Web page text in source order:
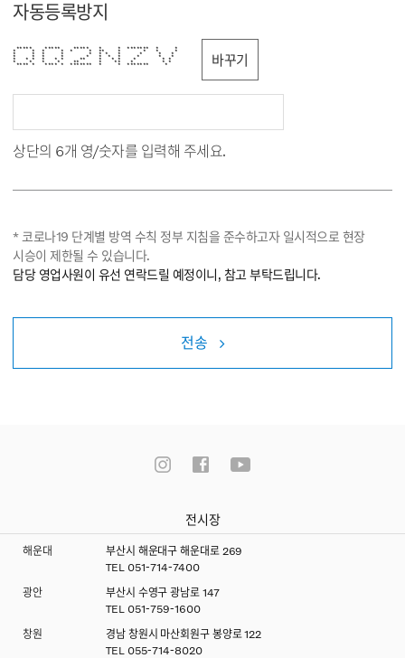
자동등록방지
***** ***** ***** * * ******* * *
* * * * * * ** * * * *
* * * * * * * * * * *
* * * * * * * * * * *
* * * * * * ** * * * * * *
* * * * ** * ** * * *
**** * **** * ******* * * ******* * 바꾸기
상단의 6개 영/숫자를 입력해 주세요.
* 코로나19 단계별 방역 수칙 정부 지침을 준수하고자 일시적으로 현장
시승이 제한될 수 있습니다.
담당 영업사원이 유선 연락드릴 예정이니, 참고 부탁드립니다.
전송
전시장
해운대
부산시 해운대구 해운대로 269
TEL 051-714-7400
광안
부산시 수영구 광남로 147
TEL 051-759-1600
창원
경남 창원시 마산회원구 봉양로 122
TEL 055-714-8020